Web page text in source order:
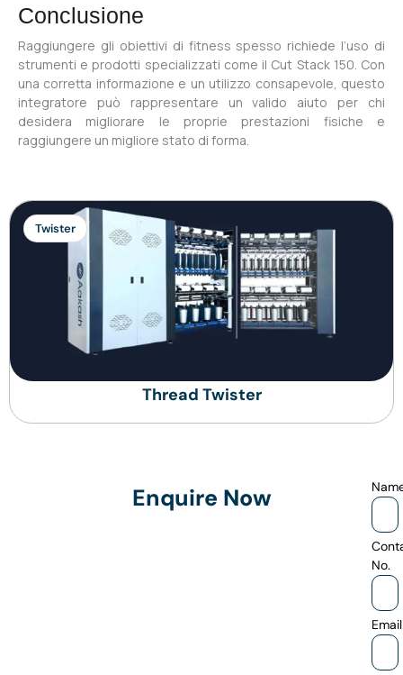
Conclusione
Raggiungere gli obiettivi di fitness spesso richiede l’uso di
strumenti e prodotti specializzati come il Cut Stack 150. Con
una corretta informazione e un utilizzo consapevole, questo
integratore può rappresentare un valido aiuto per chi
desidera migliorare le proprie prestazioni fisiche e
raggiungere un migliore stato di forma.
Twister
Thread Twister
Enquire Now
No.
Email